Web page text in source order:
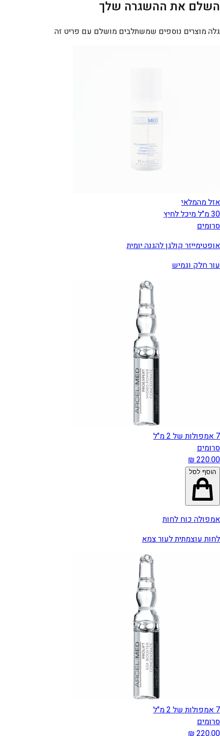
השלם את ההשגרה שלך
גלה מוצרים נוספים שמשתלבים מושלם עם פריט זה
אזל מהמלאי
30 מ"ל מיכל לחיץ
סרומים
אופטימייזר קולגן להגנה יומית
עור חלק וגמיש
7 אמפולות של 2 מ"ל
סרומים
הוסף לסל
אמפולה כוח לחות
לחות עוצמתית לעור צמא
7 אמפולות של 2 מ"ל
סרומים